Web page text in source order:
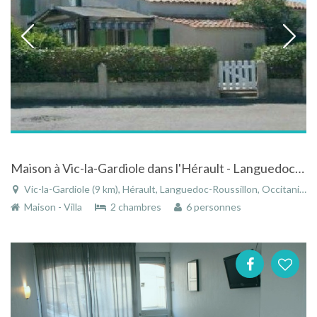
Maison à Vic-la-Gardiole dans l'Hérault - Languedoc-Roussillon avec piscine
Vic-la-Gardiole (9 km), Hérault, Languedoc-Roussillon, Occitanie, France
Maison - Villa
2 chambres 6 personnes